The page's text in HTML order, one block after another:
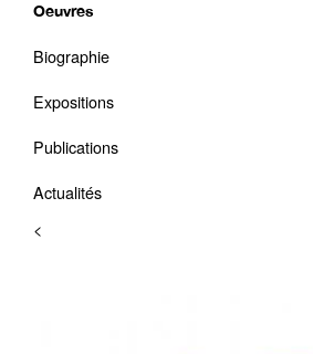
Oeuvres
Biographie
Expositions
Publications
Actualités
<